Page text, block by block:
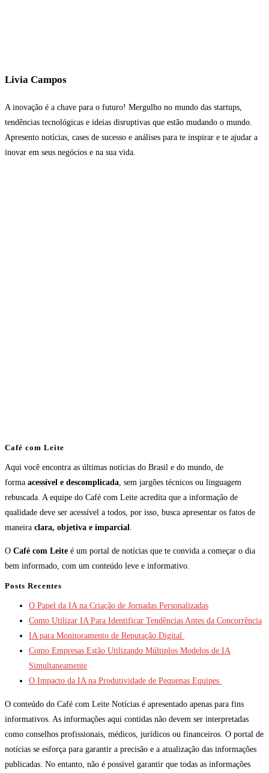
Livia Campos
A inovação é a chave para o futuro! Mergulho no mundo das startups,
tendências tecnológicas e ideias disruptivas que estão mudando o mundo.
Apresento notícias, cases de sucesso e análises para te inspirar e te ajudar a
inovar em seus negócios e na sua vida.
Café com Leite
Aqui você encontra as últimas notícias do Brasil e do mundo, de
forma acessível e descomplicada, sem jargões técnicos ou linguagem
rebuscada. A equipe do Café com Leite acredita que a informação de
qualidade deve ser acessível a todos, por isso, busca apresentar os fatos de
maneira clara, objetiva e imparcial.
O Café com Leite é um portal de notícias que te convida a começar o dia
bem informado, com um conteúdo leve e informativo.
Posts Recentes
O Papel da IA na Criação de Jornadas Personalizadas
Como Utilizar IA Para Identificar Tendências Antes da Concorrência
IA para Monitoramento de Reputação Digital
Como Empresas Estão Utilizando Múltiplos Modelos de IA
Simultaneamente
O Impacto da IA na Produtividade de Pequenas Equipes
O conteúdo do Café com Leite Notícias é apresentado apenas para fins
informativos. As informações aqui contidas não devem ser interpretadas
como conselhos profissionais, médicos, jurídicos ou financeiros. O portal de
notícias se esforça para garantir a precisão e a atualização das informações
publicadas. No entanto, não é possível garantir que todas as informações